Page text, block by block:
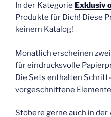
In der Kategorie Exklusiv
Produkte für Dich! Diese
keinem Katalog!
Monatlich erscheinen
für eindrucksvolle
Die Sets enthalten
vorgeschnittene
Stöbere gerne auch in der